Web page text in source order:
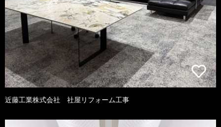
近藤工業株式会社 社屋リフォーム工事